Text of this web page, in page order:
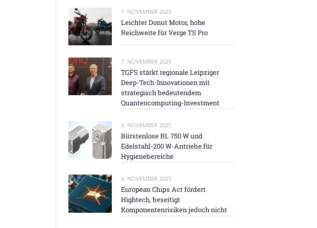
7. NOVEMBER 2025
Leichter Donut Motor, hohe
Reichweite für Verge TS Pro
7. NOVEMBER 2025
TGFS stärkt regionale Leipziger
Deep-Tech-Innovationen mit
strategisch bedeutendem
Quantencomputing-Investment
6. NOVEMBER 2025
Bürstenlose BL 750 W und
Edelstahl-200 W-Antriebe für
Hygienebereiche
6. NOVEMBER 2025
European Chips Act fördert
Hightech, beseitigt
Komponentenrisiken jedoch nicht